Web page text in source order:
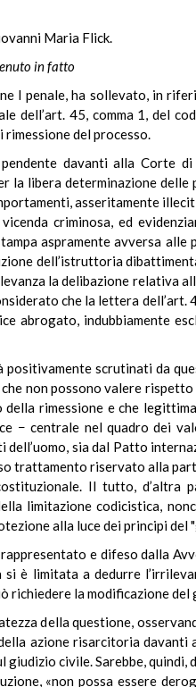
Maria Flick.
in fatto
I penale, ha sollevato, in
dell’art. 45, comma 1, del
del processo.
davanti alla Corte
libera determinazione
asseritamente
criminosa, ed
aspramente avversa alle
dell’istruttoria
la delibazione relativa
che la lettera
abrogato, indubbiamente
scrutinati da
non possono valere
rimessione e che
− centrale nel quadro dei
sia dal Patto
trattamento riservato alla
Il tutto, d’altra
limitazione codicistica,
alla luce dei principi del
e difeso dalla
è limitata a dedurre
richiedere la modificazione
della questione,
azione risarcitoria davanti
civile. Sarebbe,
«non possa essere